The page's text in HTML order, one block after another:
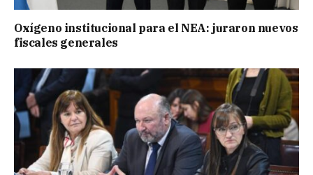
Oxígeno institucional para el NEA: juraron nuevos
fiscales generales